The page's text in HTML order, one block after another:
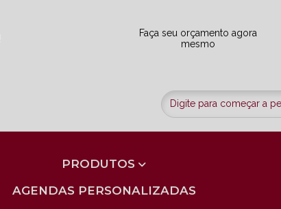
Faça seu orçamento agora
mesmo
PRODUTOS
AGENDAS PERSONALIZADAS